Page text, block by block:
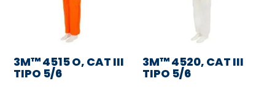
3M™ 4515 O, CAT III
TIPO 5/6
3M™ 4520, CAT III
TIPO 5/6